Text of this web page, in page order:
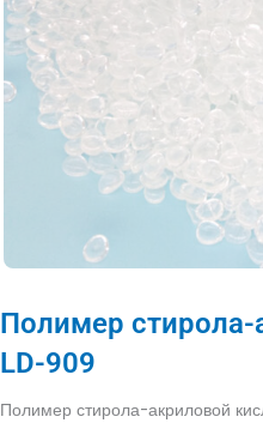
Полимер
LD-909
Полимер стирола-акриловой